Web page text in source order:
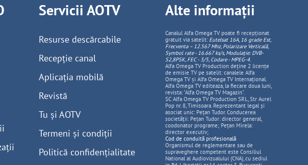
Servicii AOTV
Resurse descărcabile
Recepție canal
Aplicația mobilă
Revistă
Tu și AOTV
Termeni și condiții
Politică confidențialitate
Alte informații
Canalul Alfa Omega TV poate fi recepționat
gratuit via satelit: Eutelsat 16A, 16 grade Est,
Frecventa – 12.567 Mhz, PolarizareVerticală,
Symbol rate - 16.667 ks/s, Modulație: DVB-
S2,8PSK, FEC - 3/5, Codare - MPEG-4.
Alfa Omega TV Production deține 2 licențe
de emisie TV pe satelit: canalele Alfa
Omega TV și Alfa Omega TV Internațional.
Alfa Omega TV editeaza, la fiecare doua luni,
revista: "Alfa Omega TV Magazin".
SC Alfa Omega TV Production SRL, Str Aurel
Pop nr. 8, Timisoara. Reprezentant legal și
asociat unic: Pețan Tudor. Conducerea
societății: Pețan Tudor: director general,
coodonator programe; Pețan Mirela:
director executiv;
Cod de conduită profesională
Organismul de reglementare sau de
supraveghere competent este Consiliul
National al Audiovizualului (CNA), cu sediul